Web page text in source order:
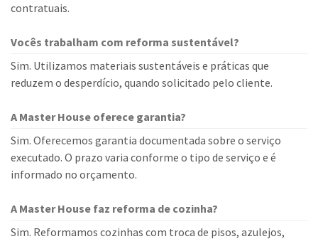
contratuais.
Vocês trabalham com reforma sustentável?
Sim. Utilizamos materiais sustentáveis e práticas que
reduzem o desperdício, quando solicitado pelo cliente.
A Master House oferece garantia?
Sim. Oferecemos garantia documentada sobre o serviço
executado. O prazo varia conforme o tipo de serviço e é
informado no orçamento.
A Master House faz reforma de cozinha?
Sim. Reformamos cozinhas com troca de pisos, azulejos,